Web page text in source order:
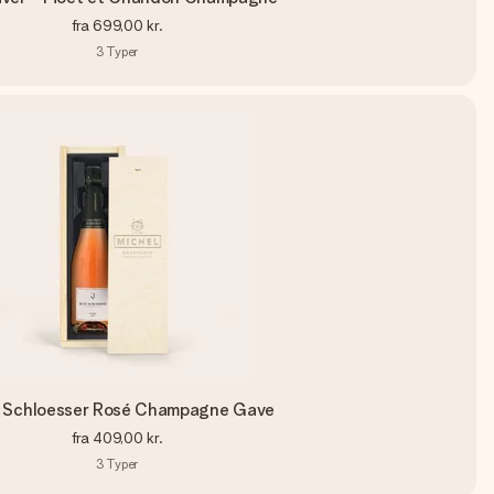
fra 699,00 kr.
3 Typer
Schloesser Rosé Champagne Gave
fra 409,00 kr.
3 Typer